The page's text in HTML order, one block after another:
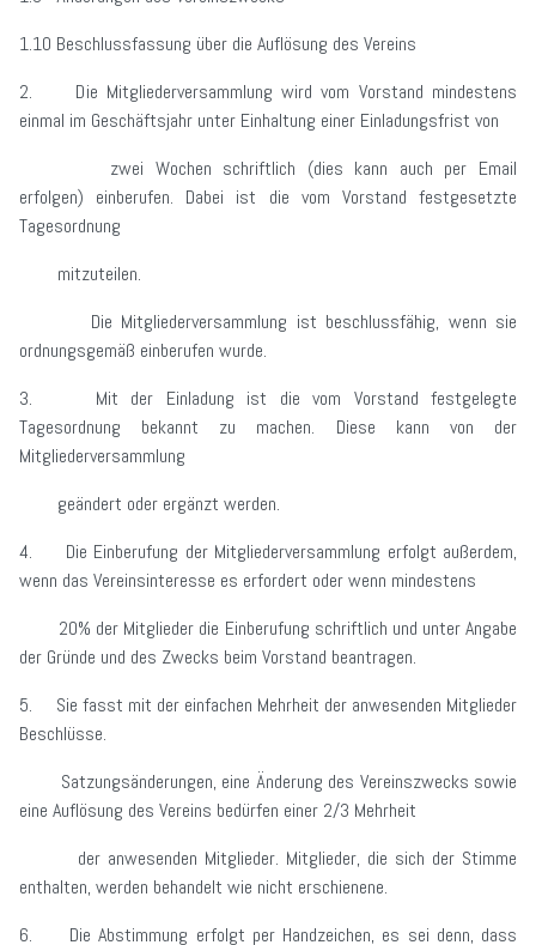
1.10 Beschlussfassung über die Auflösung des Vereins
2. Die Mitgliederversammlung wird vom Vorstand mindestens
einmal im Geschäftsjahr unter Einhaltung einer Einladungsfrist von
zwei Wochen schriftlich (dies kann auch per Email
erfolgen) einberufen. Dabei ist die vom Vorstand festgesetzte
Tagesordnung
mitzuteilen.
Die Mitgliederversammlung ist beschlussfähig, wenn sie
ordnungsgemäß einberufen wurde.
3. Mit der Einladung ist die vom Vorstand festgelegte
Tagesordnung bekannt zu machen. Diese kann von der
Mitgliederversammlung
geändert oder ergänzt werden.
4. Die Einberufung der Mitgliederversammlung erfolgt außerdem,
wenn das Vereinsinteresse es erfordert oder wenn mindestens
20% der Mitglieder die Einberufung schriftlich und unter Angabe
der Gründe und des Zwecks beim Vorstand beantragen.
5. Sie fasst mit der einfachen Mehrheit der anwesenden Mitglieder
Beschlüsse.
Satzungsänderungen, eine Änderung des Vereinszwecks sowie
eine Auflösung des Vereins bedürfen einer 2/3 Mehrheit
der anwesenden Mitglieder. Mitglieder, die sich der Stimme
enthalten, werden behandelt wie nicht erschienene.
6. Die Abstimmung erfolgt per Handzeichen, es sei denn, dass